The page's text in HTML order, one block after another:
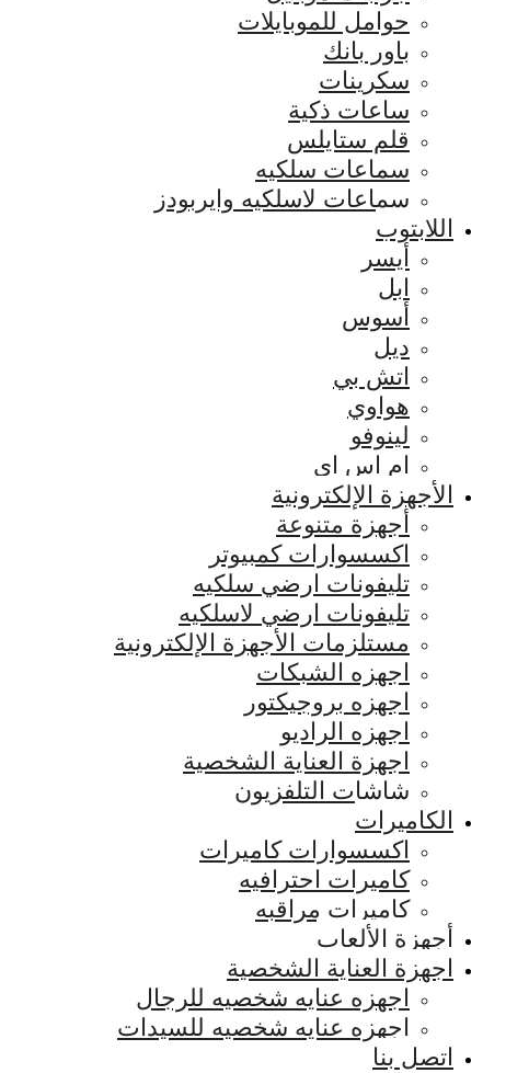
حوامل للموبايلات
باور بانك
سكرينات
ساعات ذكية
قلم ستايلس
سماعات سلكيه
سماعات لاسلكيه وايربودز
اللابتوب
أيسر
ابل
أسوس
ديل
اتش بي
هواوي
لينوفو
ام اس اي
الأجهزة الإلكترونية
أجهزة متنوعة
اكسسوارات كمبيوتر
تليفونات ارضي سلكيه
تليفونات ارضي لاسلكيه
مستلزمات الأجهزة الإلكترونية
اجهزه الشبكات
اجهزه بروجيكتور
اجهزه الراديو
اجهزة العناية الشخصية
شاشات التلفزيون
الكاميرات
اكسسوارات كاميرات
كاميرات احترافيه
كاميرات مراقبه
أجهزة الألعاب
اجهزة العناية الشخصية
اجهزه عنايه شخصيه للرجال
اجهزه عنايه شخصيه للسيدات
اتصل بنا